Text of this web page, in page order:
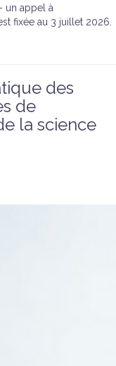
un appel à
fixée au 3 juillet 2026.
des
de
la science